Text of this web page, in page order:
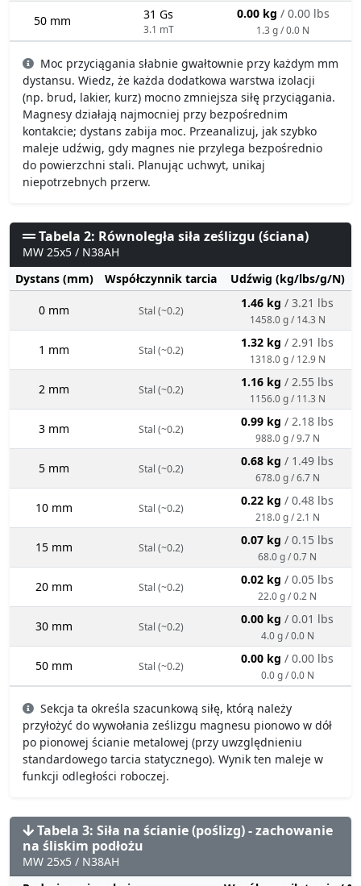
50 mm 31 Gs
3.1 mT
0.00 kg / 0.00 lbs
1.3 g / 0.0 N
Moc przyciągania słabnie gwałtownie przy każdym mm
dystansu. Wiedz, że każda dodatkowa warstwa izolacji
(np. brud, lakier, kurz) mocno zmniejsza siłę przyciągania.
Magnesy działają najmocniej przy bezpośrednim
kontakcie; dystans zabija moc. Przeanalizuj, jak szybko
maleje udźwig, gdy magnes nie przylega bezpośrednio
do powierzchni stali. Planując uchwyt, unikaj
niepotrzebnych przerw.
Tabela 2: Równoległa siła ześlizgu (ściana)
MW 25x5 / N38AH
Dystans (mm)
Współczynnik tarcia Udźwig (kg/lbs/g/N)
0 mm Stal (~0.2)
1.46 kg / 3.21 lbs
1458.0 g / 14.3 N
1 mm Stal (~0.2)
1.32 kg / 2.91 lbs
1318.0 g / 12.9 N
2 mm Stal (~0.2)
1.16 kg / 2.55 lbs
1156.0 g / 11.3 N
3 mm Stal (~0.2)
0.99 kg / 2.18 lbs
988.0 g / 9.7 N
5 mm Stal (~0.2)
0.68 kg / 1.49 lbs
678.0 g / 6.7 N
10 mm Stal (~0.2)
0.22 kg / 0.48 lbs
218.0 g / 2.1 N
15 mm Stal (~0.2)
0.07 kg / 0.15 lbs
68.0 g / 0.7 N
20 mm Stal (~0.2)
0.02 kg / 0.05 lbs
22.0 g / 0.2 N
30 mm Stal (~0.2)
0.00 kg / 0.01 lbs
4.0 g / 0.0 N
50 mm Stal (~0.2)
0.00 kg / 0.00 lbs
0.0 g / 0.0 N
Sekcja ta określa szacunkową siłę, którą należy
przyłożyć do wywołania ześlizgu magnesu pionowo w dół
po pionowej ścianie metalowej (przy uwzględnieniu
standardowego tarcia statycznego). Wynik ten maleje w
funkcji odległości roboczej.
Tabela 3: Siła na ścianie (poślizg) - zachowanie
na śliskim podłożu
MW 25x5 / N38AH